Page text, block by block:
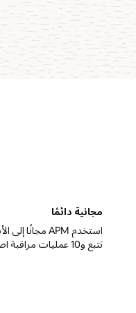
مجانية دائمًا
تتبع و10 عمليات مراقبة اصطناعية في الساعة.